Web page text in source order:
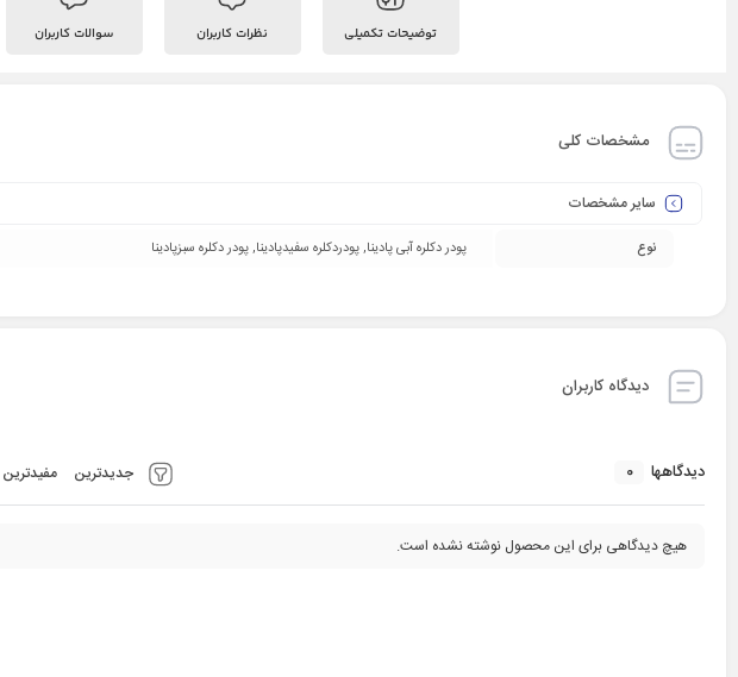
توضیحات تکمیلی نظرات کاربران سوالات کاربران
مشخصات کلی
سایر مشخصات
نوع پودر دکلره آبی پادینا, پودردکلره سفیدپادینا, پودر دکلره سبزپادینا
دیدگاه کاربران
دیدگاهها 0 جدیدترین مفیدترین
هیچ دیدگاهی برای این محصول نوشته نشده است.